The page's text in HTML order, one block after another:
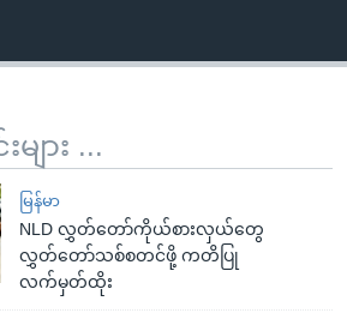
ား ...
မြန်မာ
NLD လွှတ်တော်ကိုယ်စားလှယ်တွေ
လွှတ်တော်သစ်စတင်ဖို့ ကတိပြု
လက်မှတ်ထိုး